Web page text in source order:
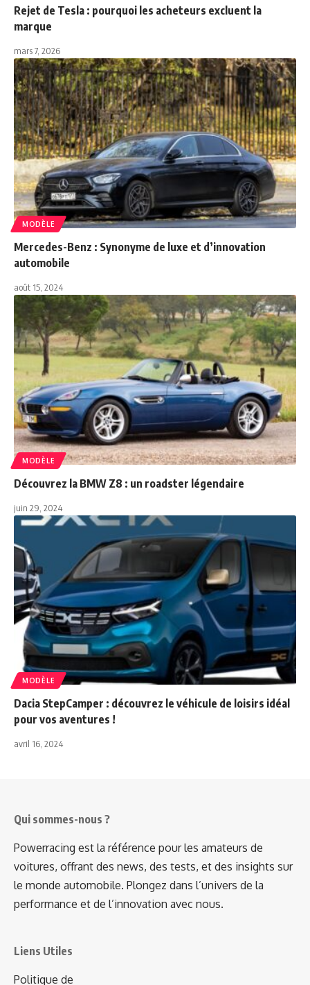
Rejet de Tesla : pourquoi les acheteurs excluent la
marque
mars 7, 2026
MODÈLE
Mercedes-Benz : Synonyme de luxe et d’innovation
automobile
août 15, 2024
MODÈLE
Découvrez la BMW Z8 : un roadster légendaire
juin 29, 2024
MODÈLE
Dacia StepCamper : découvrez le véhicule de loisirs idéal
pour vos aventures !
avril 16, 2024
Qui sommes-nous ?
Powerracing est la référence pour les amateurs de
voitures, offrant des news, des tests, et des insights sur
le monde automobile. Plongez dans l’univers de la
performance et de l’innovation avec nous.
Liens Utiles
Politique de